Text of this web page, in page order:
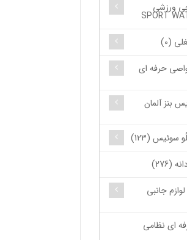
ورزشی
SPORT
(0)
حرفه ای
بنز آلمان
(123)
(276)
جانبی
ای نظامی